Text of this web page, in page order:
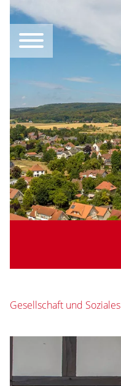
Gesellschaft und Soziales